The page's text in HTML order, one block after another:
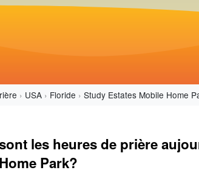
USA Floride Study Estates Mobile Home
les heures de prière
Park?